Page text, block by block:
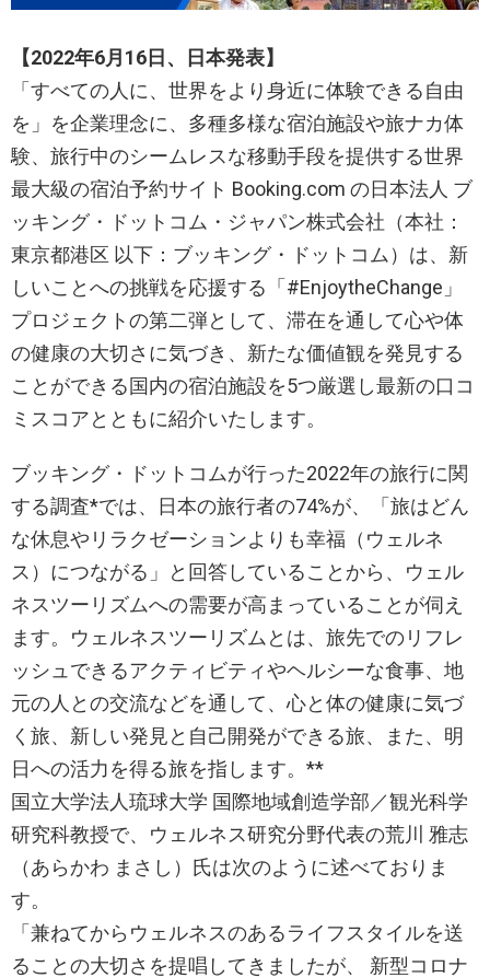
【2022年6月16日、日本発表】
「すべての人に、世界をより身近に体験できる自由
を」を企業理念に、多種多様な宿泊施設や旅ナカ体
験、旅行中のシームレスな移動手段を提供する世界
最大級の宿泊予約サイト Booking.com の日本法人 ブ
ッキング・ドットコム・ジャパン株式会社（本社：
東京都港区 以下：ブッキング・ドットコム）は、新
しいことへの挑戦を応援する「#EnjoytheChange」
プロジェクトの第二弾として、滞在を通して心や体
の健康の大切さに気づき、新たな価値観を発見する
ことができる国内の宿泊施設を5つ厳選し最新の口コ
ミスコアとともに紹介いたします。
ブッキング・ドットコムが行った2022年の旅行に関
する調査*では、日本の旅行者の74%が、「旅はどん
な休息やリラクゼーションよりも幸福（ウェルネ
ス）につながる」と回答していることから、ウェル
ネスツーリズムへの需要が高まっていることが伺え
ます。ウェルネスツーリズムとは、旅先でのリフレ
ッシュできるアクティビティやヘルシーな食事、地
元の人との交流などを通して、心と体の健康に気づ
く旅、新しい発見と自己開発ができる旅、また、明
日への活力を得る旅を指します。**
国立大学法人琉球大学 国際地域創造学部／観光科学
研究科教授で、ウェルネス研究分野代表の荒川 雅志
（あらかわ まさし）氏は次のように述べておりま
す。
「兼ねてからウェルネスのあるライフスタイルを送
ることの大切さを提唱してきましたが、 新型コロナ